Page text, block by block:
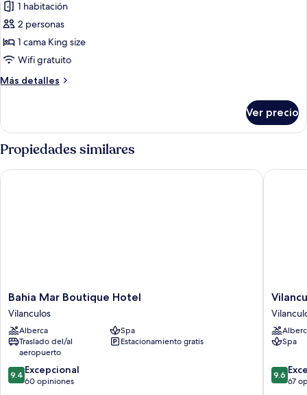
individuales,
vista
al
mar
de
Habitación
doble
presidencial,
al
1 habitación
2 personas
1 cama King size
Wifi gratuito
Más detalles
Más
doble
presidencial,
vista
océano
Ver precio
Propiedades similares
Bahia
Mar
Boutique
Hotel
Vilanculos
Bahia Mar Boutique Hotel
Vilanculos
Alberca
Spa
Traslado del/al
aeropuerto
Estacionamiento gratis
9.4
de
9.4 Excepcional
60 opiniones
Bahia Mar Boutique Hotel
Beach
Lodge
Spa
9.6
de
9.6
67